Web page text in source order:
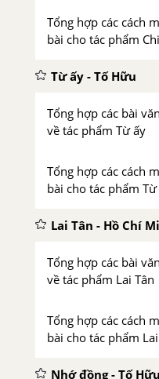
Tổng hợp các cách
bài cho tác phẩm
Từ ấy - Tố Hữu
Tổng hợp các bài
về tác phẩm Từ ấy
Tổng hợp các cách
bài cho tác phẩm
Lai Tân - Hồ Chí
Tổng hợp các bài
về tác phẩm Lai Tân
Tổng hợp các cách
bài cho tác phẩm
Nhớ đồng - Tố Hữu